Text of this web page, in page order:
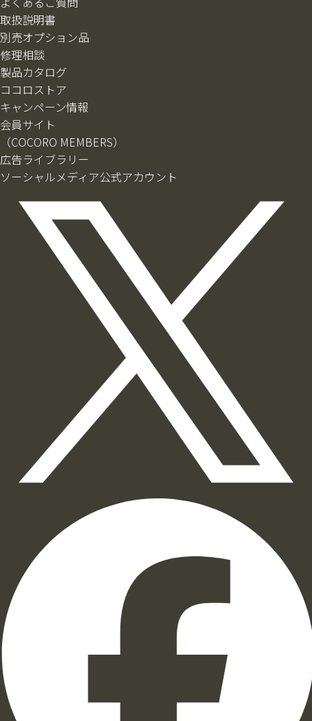
取扱説明書
別売オプション品
修理相談
製品カタログ
ココロストア
キャンペーン情報
会員サイト
（COCORO MEMBERS）
広告ライブラリー
ソーシャルメディア公式アカウント